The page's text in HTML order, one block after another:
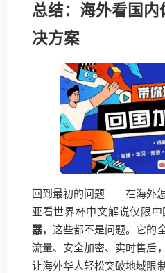
总结：海外看国
决方案
回到最初的问题——在海外
亚看世界杯中文解说仅限
器，这些都不是问题。它的
流量、安全加密、实时售后
让海外华人轻松突破地域限